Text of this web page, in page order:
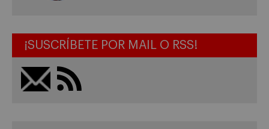
¡SUSCRÍBETE POR MAIL O RSS!